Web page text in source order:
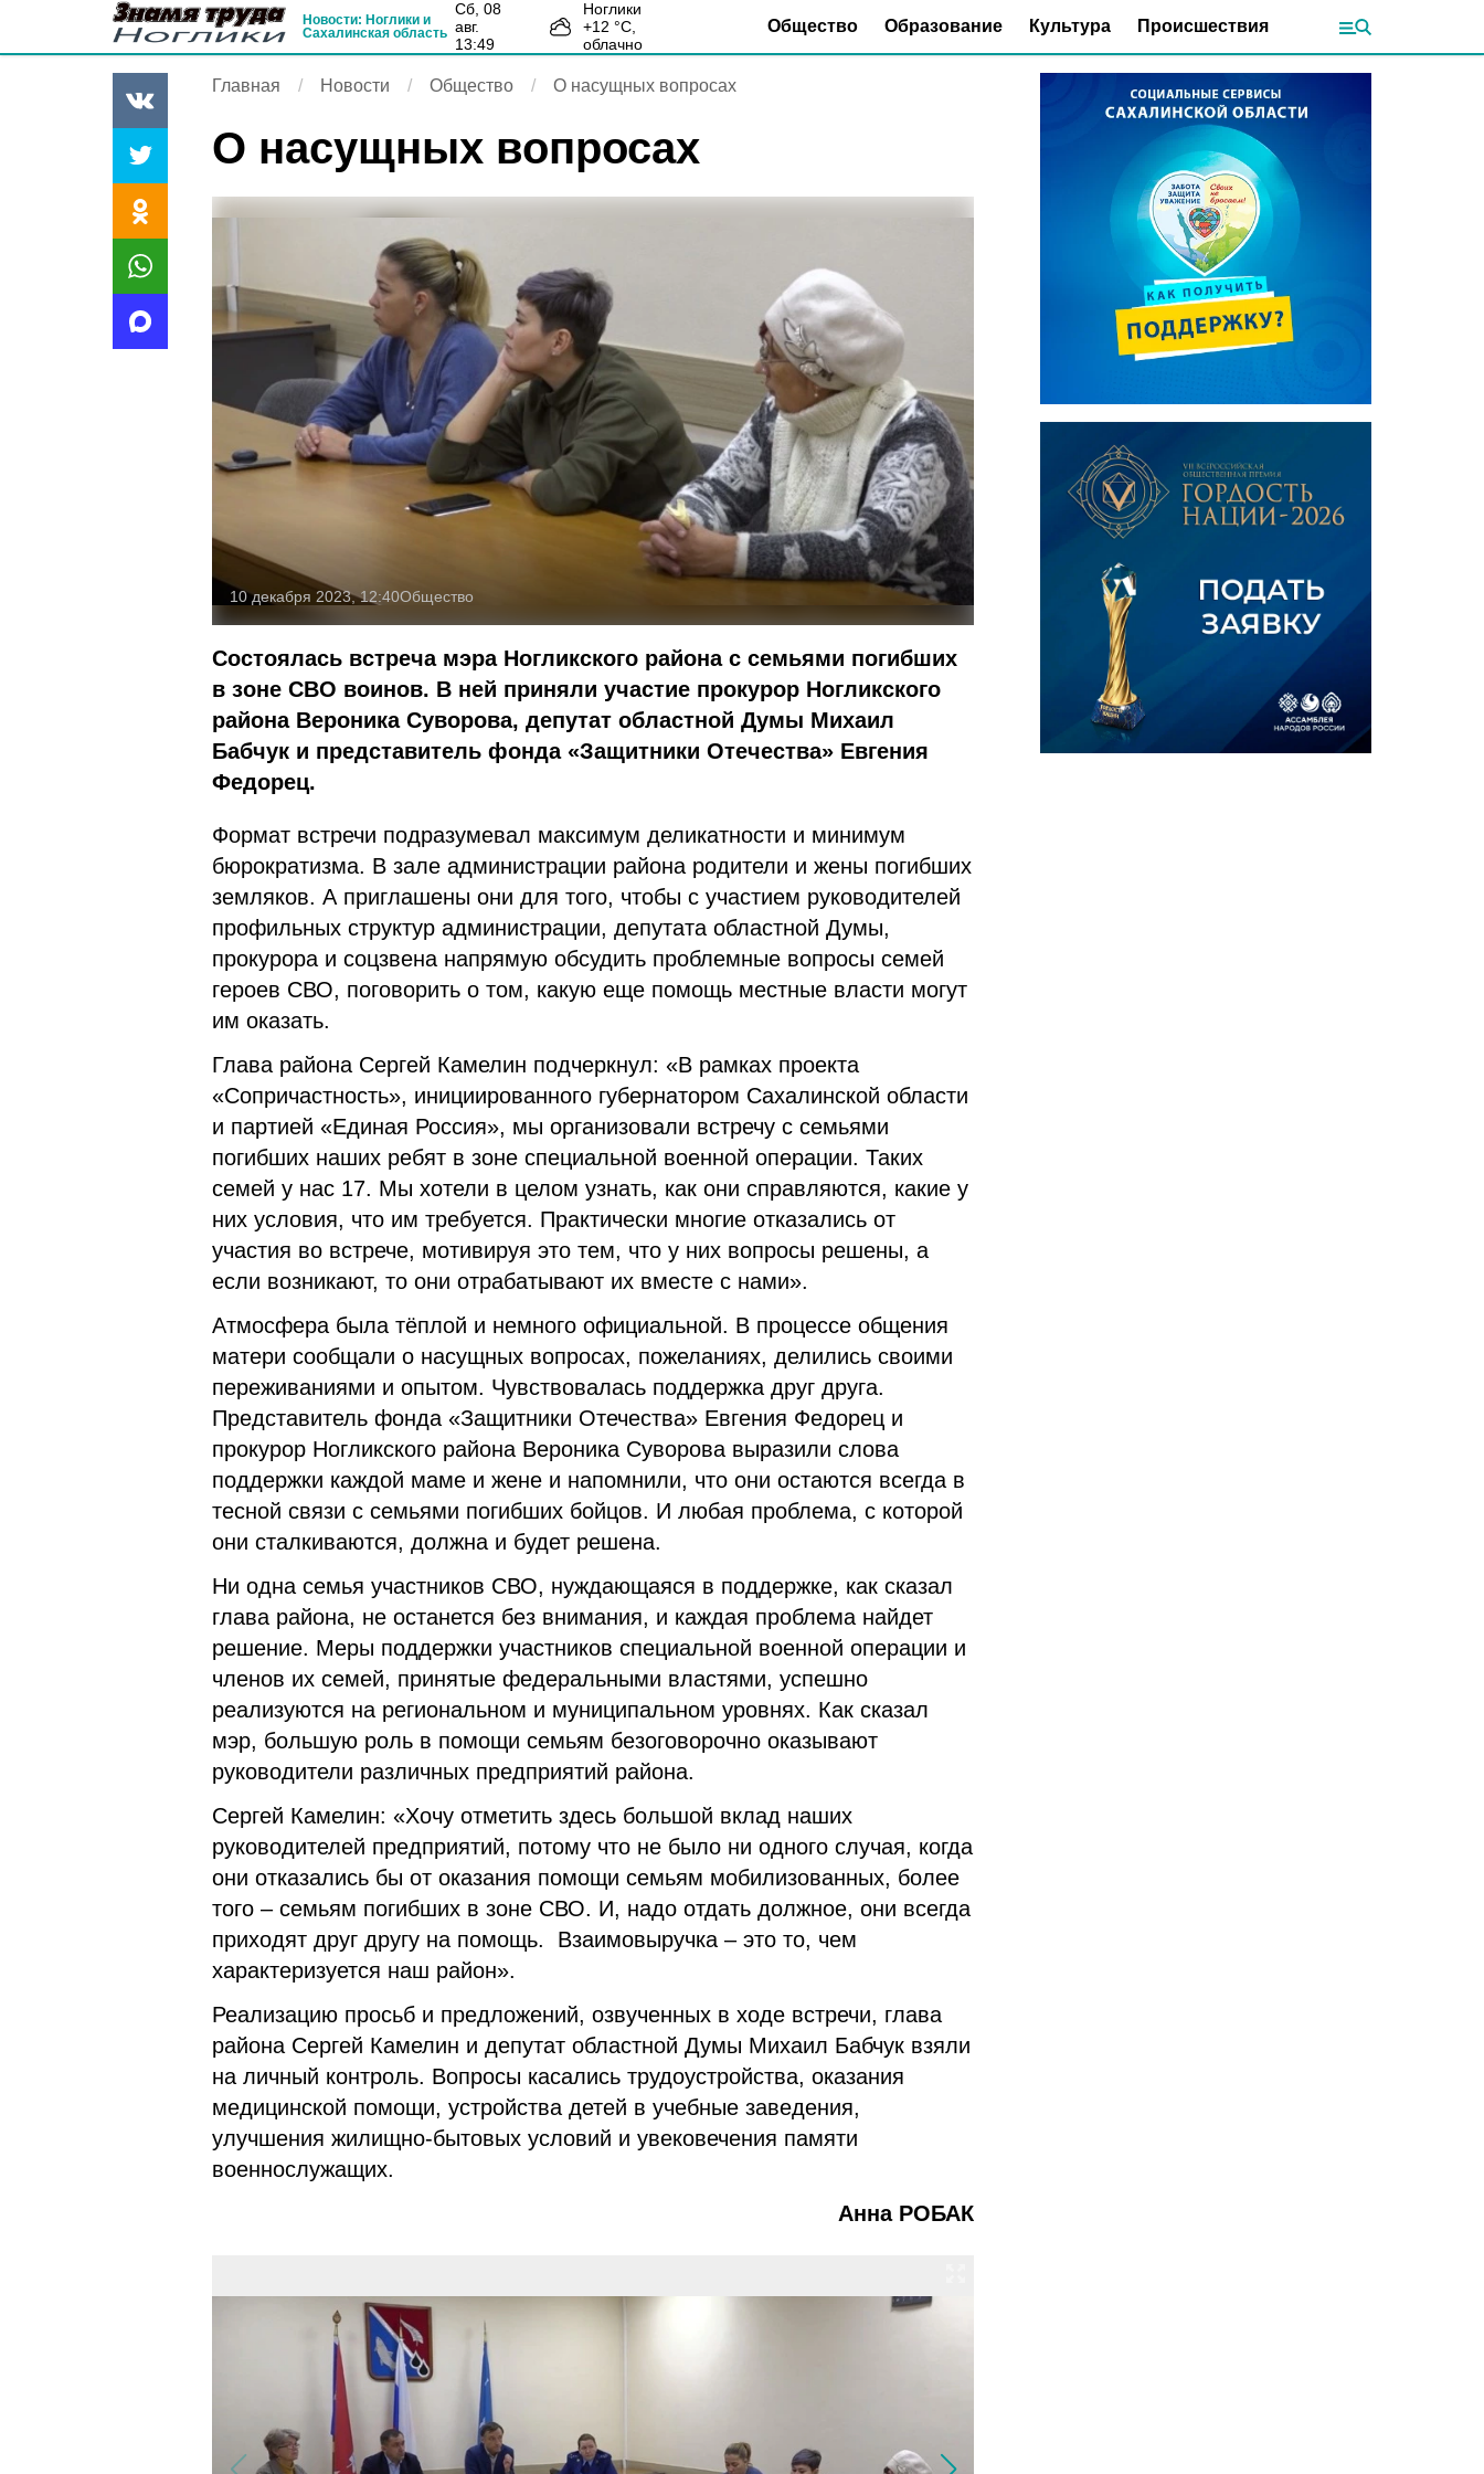
Новости: Ноглики и
Сахалинская область
сб, 08
авг.
13:49
Ноглики
+12 °С,
облачно
Общество Образование Культура Происшествия
Главная Новости Общество О насущных вопросах
О насущных вопросах
10 декабря 2023, 12:40Общество
Состоялась встреча мэра Ногликского района с семьями погибших
в зоне СВО воинов. В ней приняли участие прокурор Ногликского
района Вероника Суворова, депутат областной Думы Михаил
Бабчук и представитель фонда «Защитники Отечества» Евгения
Федорец.
Формат встречи подразумевал максимум деликатности и минимум
бюрократизма. В зале администрации района родители и жены погибших
земляков. А приглашены они для того, чтобы с участием руководителей
профильных структур администрации, депутата областной Думы,
прокурора и соцзвена напрямую обсудить проблемные вопросы семей
героев СВО, поговорить о том, какую еще помощь местные власти могут
им оказать.
Глава района Сергей Камелин подчеркнул: «В рамках проекта
«Сопричастность», инициированного губернатором Сахалинской области
и партией «Единая Россия», мы организовали встречу с семьями
погибших наших ребят в зоне специальной военной операции. Таких
семей у нас 17. Мы хотели в целом узнать, как они справляются, какие у
них условия, что им требуется. Практически многие отказались от
участия во встрече, мотивируя это тем, что у них вопросы решены, а
если возникают, то они отрабатывают их вместе с нами».
Атмосфера была тёплой и немного официальной. В процессе общения
матери сообщали о насущных вопросах, пожеланиях, делились своими
переживаниями и опытом. Чувствовалась поддержка друг друга.
Представитель фонда «Защитники Отечества» Евгения Федорец и
прокурор Ногликского района Вероника Суворова выразили слова
поддержки каждой маме и жене и напомнили, что они остаются всегда в
тесной связи с семьями погибших бойцов. И любая проблема, с которой
они сталкиваются, должна и будет решена.
Ни одна семья участников СВО, нуждающаяся в поддержке, как сказал
глава района, не останется без внимания, и каждая проблема найдет
решение. Меры поддержки участников специальной военной операции и
членов их семей, принятые федеральными властями, успешно
реализуются на региональном и муниципальном уровнях. Как сказал
мэр, большую роль в помощи семьям безоговорочно оказывают
руководители различных предприятий района.
Сергей Камелин: «Хочу отметить здесь большой вклад наших
руководителей предприятий, потому что не было ни одного случая, когда
они отказались бы от оказания помощи семьям мобилизованных, более
того – семьям погибших в зоне СВО. И, надо отдать должное, они всегда
приходят друг другу на помощь. Взаимовыручка – это то, чем
характеризуется наш район».
Реализацию просьб и предложений, озвученных в ходе встречи, глава
района Сергей Камелин и депутат областной Думы Михаил Бабчук взяли
на личный контроль. Вопросы касались трудоустройства, оказания
медицинской помощи, устройства детей в учебные заведения,
улучшения жилищно-бытовых условий и увековечения памяти
военнослужащих.
Анна РОБАК